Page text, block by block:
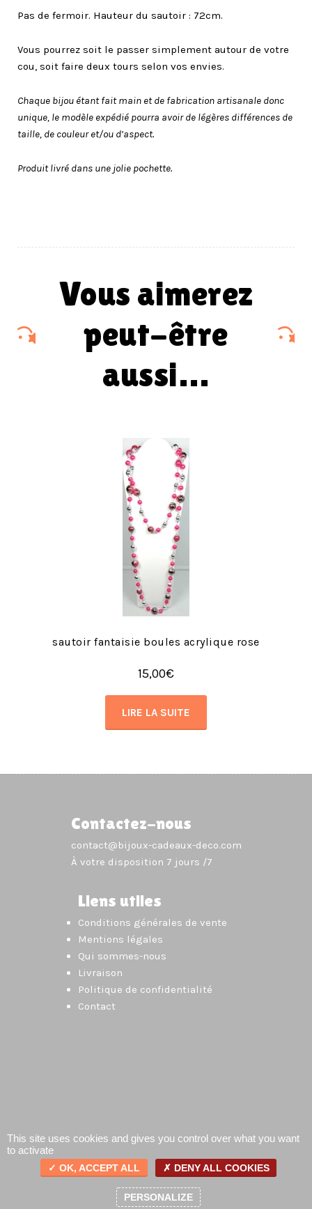
Pas de fermoir. Hauteur du sautoir : 72cm.
Vous pourrez soit le passer simplement autour de votre
cou, soit faire deux tours selon vos envies.
Chaque bijou étant fait main et de fabrication artisanale donc
unique, le modèle expédié pourra avoir de légères différences de
taille, de couleur et/ou d’aspect.
Produit livré dans une jolie pochette.
vous aimerez
peut-être
aussi…
sautoir fantaisie boules acrylique rose
15,00€
LIRE LA SUITE
Contactez-nous
contact@bijoux-cadeaux-deco.com
À votre disposition 7 jours /7
Liens utiles
Conditions générales de vente
Mentions légales
Qui sommes-nous
Livraison
Politique de confidentialité
Contact
This site uses cookies and gives you control over what you want
to activate
OK, ACCEPT ALL DENY ALL COOKIES
PERSONALIZE